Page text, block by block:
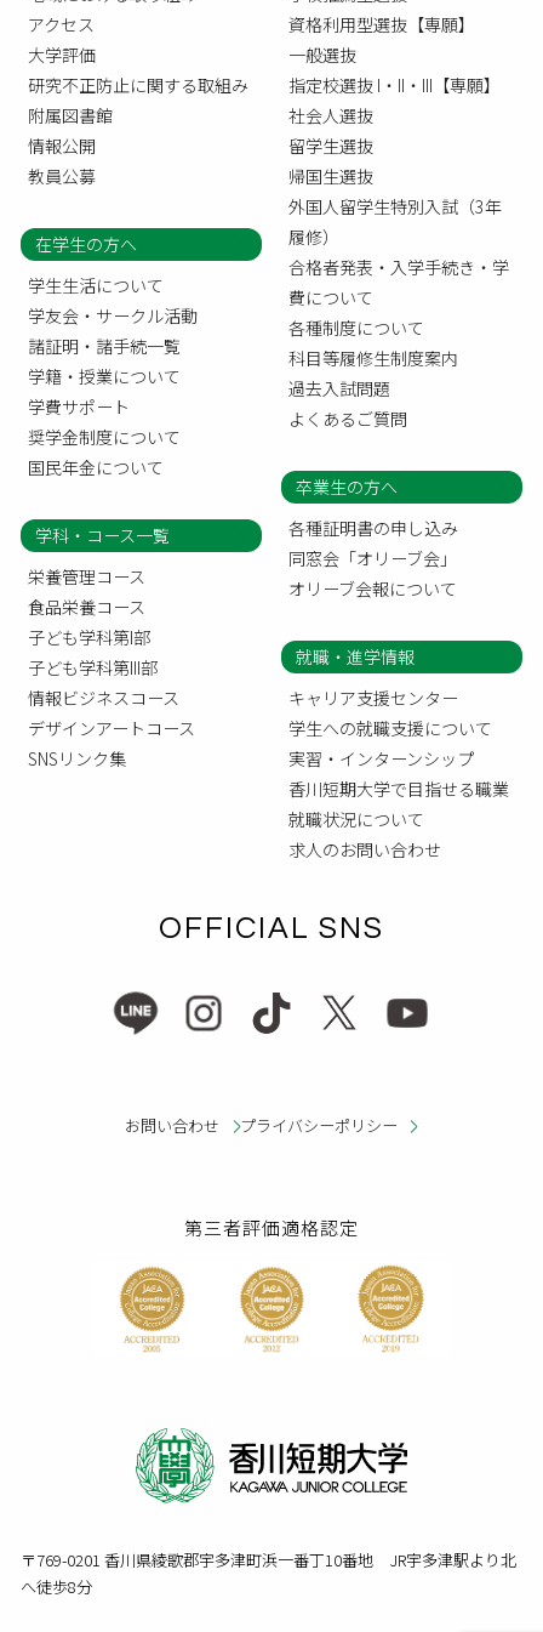
アクセス
大学評価
研究不正防止に関する取組み
附属図書館
情報公開
教員公募
資格利用型選抜【専願】
一般選抜
指定校選抜 I・II・III【専願】
社会人選抜
留学生選抜
帰国生選抜
外国人留学生特別入試（3年
履修）
合格者発表・入学手続き・学
費について
各種制度について
科目等履修生制度案内
過去入試問題
よくあるご質問
在学生の方へ
学生生活について
学友会・サークル活動
諸証明・諸手続一覧
学籍・授業について
学費サポート
奨学金制度について
国民年金について
卒業生の方へ
各種証明書の申し込み
同窓会「オリーブ会」
オリーブ会報について
学科・コース一覧
栄養管理コース
食品栄養コース
子ども学科第I部
子ども学科第III部
情報ビジネスコース
デザインアートコース
SNSリンク集
就職・進学情報
キャリア支援センター
学生への就職支援について
実習・インターンシップ
香川短期大学で目指せる職業
就職状況について
求人のお問い合わせ
OFFICIAL SNS
お問い合わせ プライバシーポリシー
第三者評価適格認定
〒769-0201 香川県綾歌郡宇多津町浜一番丁10番地 JR宇多津駅より北
へ徒歩8分